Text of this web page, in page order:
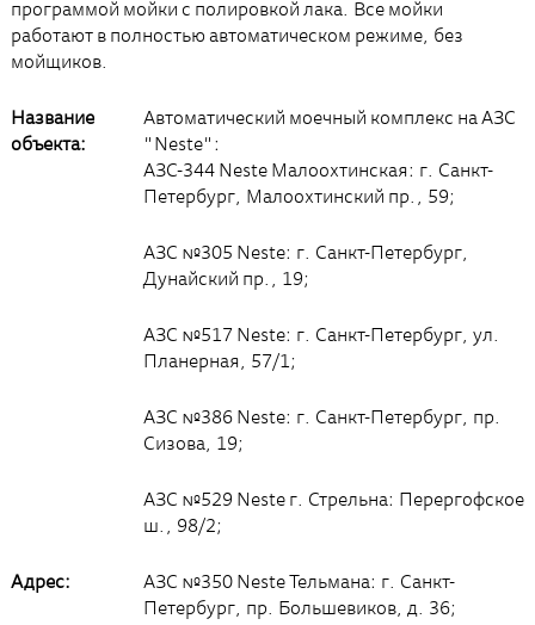
программой мойки с полировкой лака. Все мойки
работают в полностью автоматическом режиме, без
мойщиков.
Название
объекта:
Автоматический моечный комплекс на АЗС
"Neste":
Адрес:
АЗС-344 Neste Малоохтинская: г. Санкт-
Петербург, Малоохтинский пр., 59;
АЗС №305 Neste: г. Санкт-Петербург,
Дунайский пр., 19;
АЗС №517 Neste: г. Санкт-Петербург, ул.
Планерная, 57/1;
АЗС №386 Neste: г. Санкт-Петербург, пр.
Сизова, 19;
АЗС №529 Neste г. Стрельна: Перергофское
ш., 98/2;
АЗС №350 Neste Тельмана: г. Санкт-
Петербург, пр. Большевиков, д. 36;